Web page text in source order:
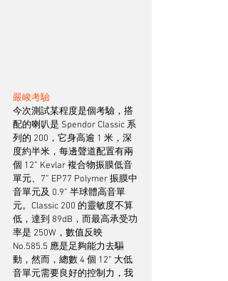
嚴峻考驗
今次測試某程度是個考驗，搭
配的喇叭是 Spendor Classic 系
列的 200，它身高逾 1 米，深
度約半米，每邊聲道配置有兩
個 12” Kevlar 複合物振膜低音
單元、7” EP77 Polymer 振膜中
音單元及 0.9” 半球體高音單
元。Classic 200 的靈敏度不算
低，達到 89dB，而最高承受功
率是 250W，數值反映
No.585.5 應是足夠能力去驅
動，然而，總數 4 個 12” 大低
音單元需要良好的控制力，我